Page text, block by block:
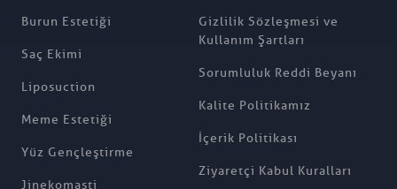
Burun Estetiği
Saç Ekimi
Liposuction
Meme Estetiği
Yüz Gençleştirme
Jinekomasti
Gizlilik Sözleşmesi ve
Kullanım Şartları
Sorumluluk Reddi Beyanı
Kalite Politikamız
İçerik Politikası
Ziyaretçi Kabul Kuralları